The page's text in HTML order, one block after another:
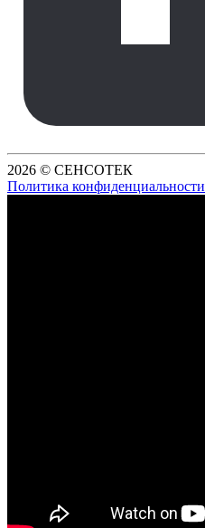
2026 © СЕНСОТЕК
Политика конфиденциальности